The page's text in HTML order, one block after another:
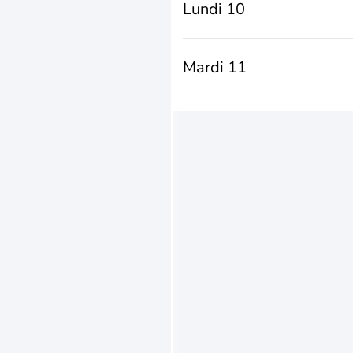
Lundi 10
Mardi 11